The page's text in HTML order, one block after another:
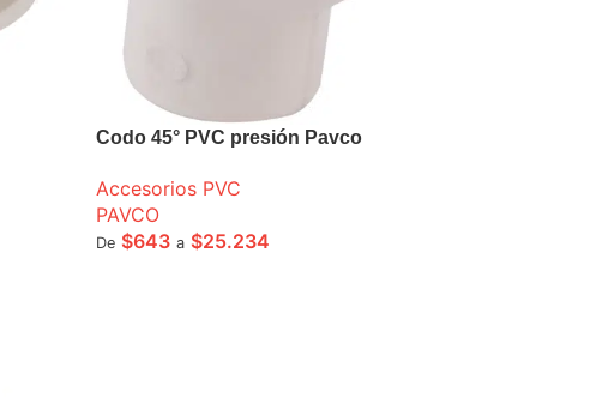
Codo 45° PVC presión Pavco
Accesorios PVC
PAVCO
De $643 a $25.234